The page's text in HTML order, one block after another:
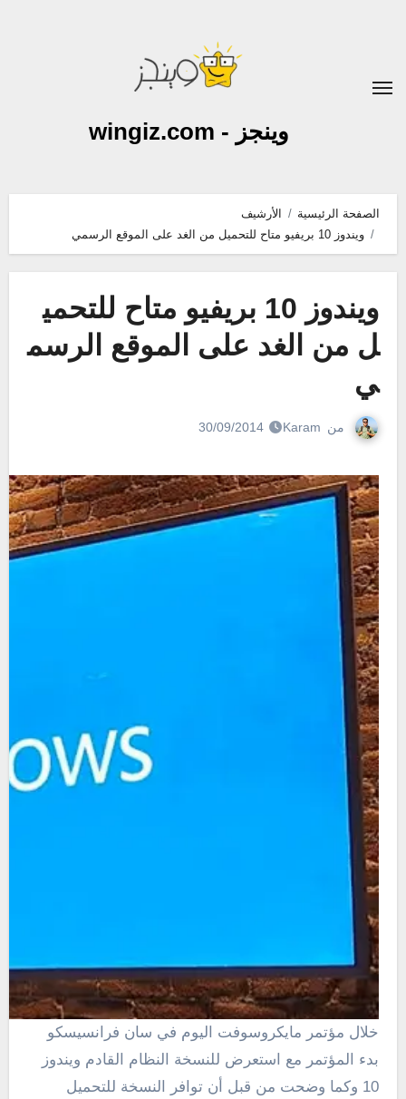
وينجز - wingiz.com
الصفحة الرئيسية
الأرشيف
ويندوز 10 بريفيو متاح للتحميل من الغد على الموقع الرسمي
ويندوز 10 بريفيو متاح للتحمي
ل من الغد على الموقع الرسم
ي
من Karam
30/09/2014
خلال مؤتمر مايكروسوفت اليوم في سان فرانسيسكو
بدء المؤتمر مع استعرض للنسخة النظام القادم ويندوز
10 وكما وضحت من قبل أن توافر النسخة للتحميل